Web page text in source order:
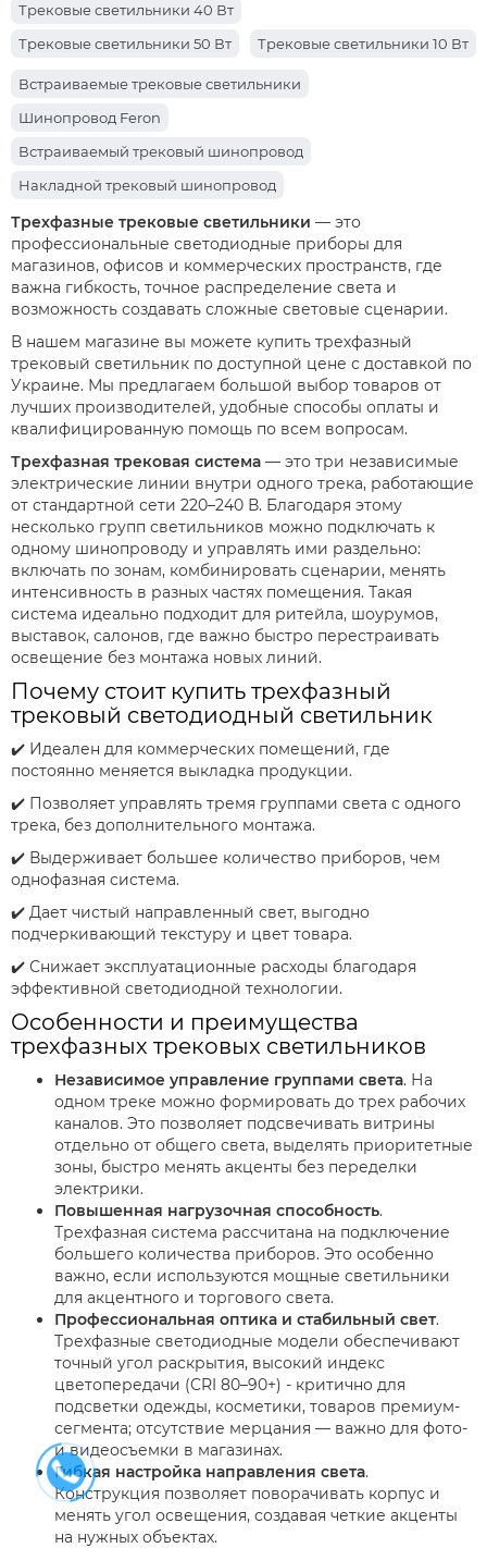
Трековые светильники 40 Вт
Трековые светильники 50 Вт
Трековые светильники 10 Вт
Трековые светильники 18 Вт
Трековые светильники 12 Вт
Трековые светильники 7 Вт
Встраиваемые трековые светильники
Шинопровод Feron
Встраиваемый трековый шинопровод
Накладной трековый шинопровод
Накладные трековые светильники
Трековые светильники FERON
Белые трековые светильники
Черные трековые светильники
Трековые светильники Nowodvorski
Трехфазные трековые светильники — это
профессиональные светодиодные приборы для
магазинов, офисов и коммерческих пространств, где
важна гибкость, точное распределение света и
возможность создавать сложные световые сценарии.
В нашем магазине вы можете купить трехфазный
трековый светильник по доступной цене с доставкой по
Украине. Мы предлагаем большой выбор товаров от
лучших производителей, удобные способы оплаты и
квалифицированную помощь по всем вопросам.
Трехфазная трековая система — это три независимые
электрические линии внутри одного трека, работающие
от стандартной сети 220–240 В. Благодаря этому
несколько групп светильников можно подключать к
одному шинопроводу и управлять ими раздельно:
включать по зонам, комбинировать сценарии, менять
интенсивность в разных частях помещения. Такая
система идеально подходит для ритейла, шоурумов,
выставок, салонов, где важно быстро перестраивать
освещение без монтажа новых линий.
Почему стоит купить трехфазный
трековый светодиодный светильник
✔️ Идеален для коммерческих помещений, где
постоянно меняется выкладка продукции.
✔️ Позволяет управлять тремя группами света с одного
трека, без дополнительного монтажа.
✔️ Выдерживает большее количество приборов, чем
однофазная система.
✔️ Дает чистый направленный свет, выгодно
подчеркивающий текстуру и цвет товара.
✔️ Снижает эксплуатационные расходы благодаря
эффективной светодиодной технологии.
Особенности и преимущества
трехфазных трековых светильников
Независимое управление группами света. На
одном треке можно формировать до трех рабочих
каналов. Это позволяет подсвечивать витрины
отдельно от общего света, выделять приоритетные
зоны, быстро менять акценты без переделки
электрики.
Повышенная нагрузочная способность.
Трехфазная система рассчитана на подключение
большего количества приборов. Это особенно
важно, если используются мощные светильники
для акцентного и торгового света.
Профессиональная оптика и стабильный свет.
Трехфазные светодиодные модели обеспечивают
точный угол раскрытия, высокий индекс
цветопередачи (CRI 80–90+) - критично для
подсветки одежды, косметики, товаров премиум-
сегмента; отсутствие мерцания — важно для фото-
и видеосъемки в магазинах.
Гибкая настройка направления света.
Конструкция позволяет поворачивать корпус и
менять угол освещения, создавая четкие акценты
на нужных объектах.